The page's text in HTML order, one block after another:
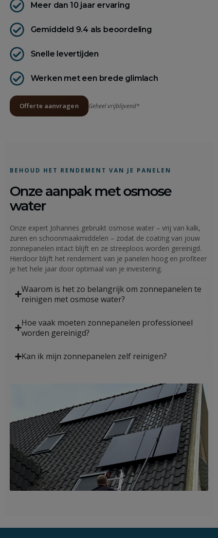
Meer dan 10 jaar ervaring
Gemiddeld 9.4 als beoordeling
Snelle levertijden
Werken met een brede glimlach
Offerte aanvragen Geheel vrijblijvend*
BEHOUD HET RENDEMENT VAN JE PANELEN
Onze aanpak met osmose
water
Onze expert Johannes gebruikt osmose water – vrij van kalk,
zuren en schoonmaakmiddelen – zodat de coating van jouw
zonnepanelen intact blijft en ze streeploos worden gereinigd.
Hierdoor blijft het rendement van je panelen hoog en profiteer
je het hele jaar door optimaal van je investering.
Waarom is het zo belangrijk om zonnepanelen te
reinigen met osmose water?
Hoe vaak moeten zonnepanelen professioneel
worden gereinigd?
Kan ik mijn zonnepanelen zelf reinigen?